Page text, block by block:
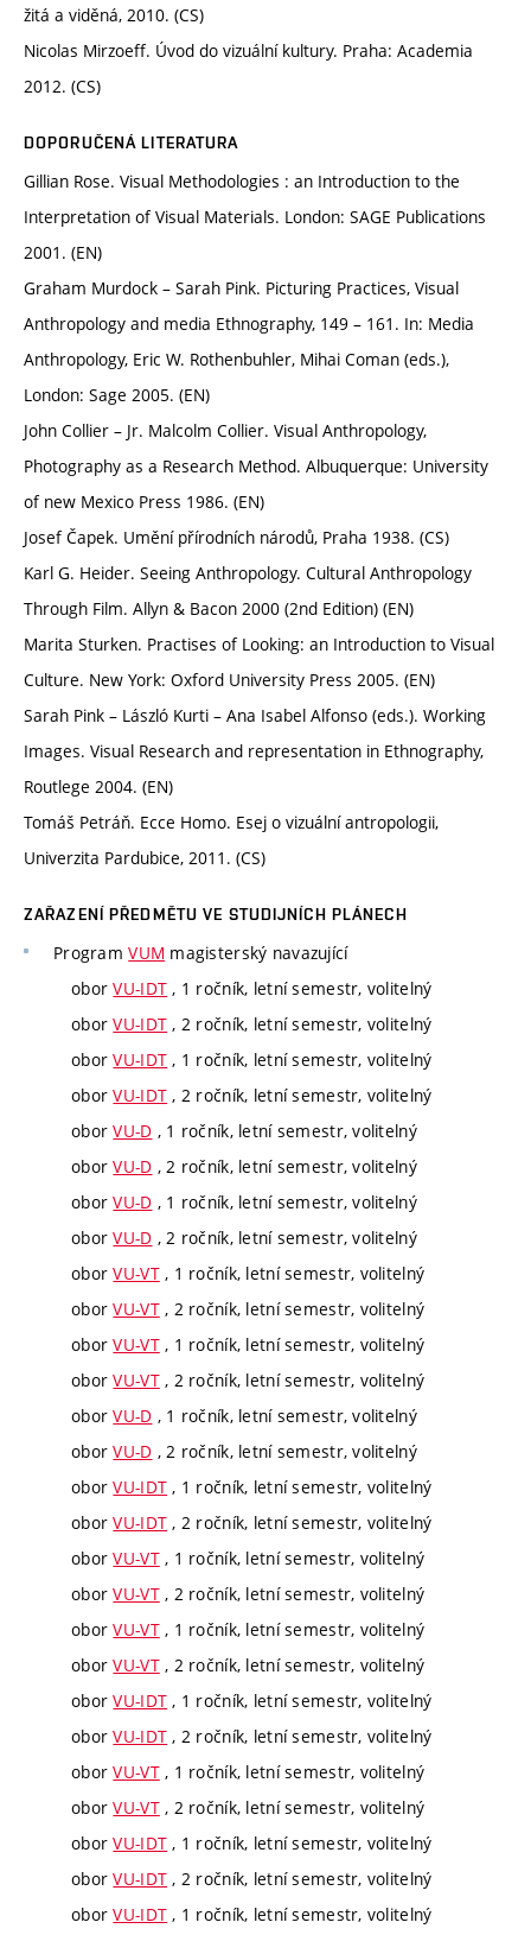
žitá a viděná, 2010. (CS)
Nicolas Mirzoeff. Úvod do vizuální kultury. Praha: Academia
2012. (CS)
DOPORUČENÁ LITERATURA
Gillian Rose. Visual Methodologies : an Introduction to the
Interpretation of Visual Materials. London: SAGE Publications
2001. (EN)
Graham Murdock – Sarah Pink. Picturing Practices, Visual
Anthropology and media Ethnography, 149 – 161. In: Media
Anthropology, Eric W. Rothenbuhler, Mihai Coman (eds.),
London: Sage 2005. (EN)
John Collier – Jr. Malcolm Collier. Visual Anthropology,
Photography as a Research Method. Albuquerque: University
of new Mexico Press 1986. (EN)
Josef Čapek. Umění přírodních národů, Praha 1938. (CS)
Karl G. Heider. Seeing Anthropology. Cultural Anthropology
Through Film. Allyn & Bacon 2000 (2nd Edition) (EN)
Marita Sturken. Practises of Looking: an Introduction to Visual
Culture. New York: Oxford University Press 2005. (EN)
Sarah Pink – László Kurti – Ana Isabel Alfonso (eds.). Working
Images. Visual Research and representation in Ethnography,
Routlege 2004. (EN)
Tomáš Petráň. Ecce Homo. Esej o vizuální antropologii,
Univerzita Pardubice, 2011. (CS)
ZAŘAZENÍ PŘEDMĚTU VE STUDIJNÍCH PLÁNECH
ProgramVUM magisterský navazující
oborVU-IDT , 1 ročník, letní semestr, volitelný
oborVU-IDT , 2 ročník, letní semestr, volitelný
oborVU-IDT , 1 ročník, letní semestr, volitelný
oborVU-IDT , 2 ročník, letní semestr, volitelný
oborVU-D , 1 ročník, letní semestr, volitelný
oborVU-D , 2 ročník, letní semestr, volitelný
oborVU-D , 1 ročník, letní semestr, volitelný
oborVU-D , 2 ročník, letní semestr, volitelný
oborVU-VT, 1 ročník, letní semestr, volitelný
oborVU-VT, 2 ročník, letní semestr, volitelný
oborVU-VT, 1 ročník, letní semestr, volitelný
oborVU-VT, 2 ročník, letní semestr, volitelný
oborVU-D , 1 ročník, letní semestr, volitelný
oborVU-D , 2 ročník, letní semestr, volitelný
oborVU-IDT , 1 ročník, letní semestr, volitelný
oborVU-IDT , 2 ročník, letní semestr, volitelný
oborVU-VT, 1 ročník, letní semestr, volitelný
oborVU-VT, 2 ročník, letní semestr, volitelný
oborVU-VT, 1 ročník, letní semestr, volitelný
oborVU-VT, 2 ročník, letní semestr, volitelný
oborVU-IDT , 1 ročník, letní semestr, volitelný
oborVU-IDT , 2 ročník, letní semestr, volitelný
oborVU-VT, 1 ročník, letní semestr, volitelný
oborVU-VT, 2 ročník, letní semestr, volitelný
oborVU-IDT , 1 ročník, letní semestr, volitelný
oborVU-IDT , 2 ročník, letní semestr, volitelný
oborVU-IDT , 1 ročník, letní semestr, volitelný